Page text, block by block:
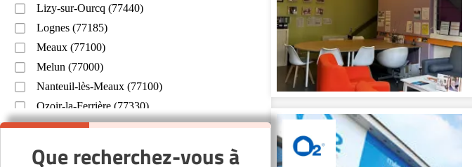
Lizy-sur-Ourcq (77440)
Lognes (77185)
Meaux (77100)
Melun (77000)
Nanteuil-lès-Meaux (77100)
Ozoir-la-Ferrière (77330)
Pontault-Combault (77340)
Rozay-en-Brie (77540)
Que recherchez-vous à